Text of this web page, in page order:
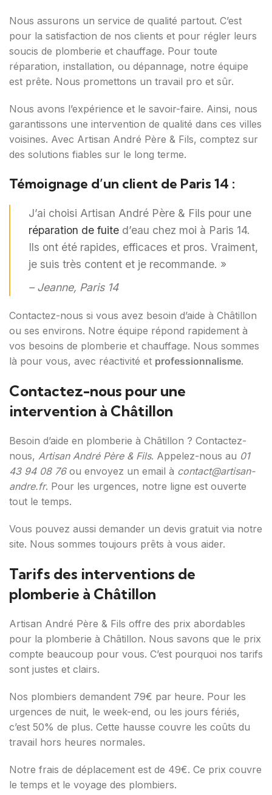
Nous assurons un service de qualité partout. C’est
pour la satisfaction de nos clients et pour régler leurs
soucis de plomberie et chauffage. Pour toute
réparation, installation, ou dépannage, notre équipe
est prête. Nous promettons un travail pro et sûr.
Nous avons l’expérience et le savoir-faire. Ainsi, nous
garantissons une intervention de qualité dans ces villes
voisines. Avec Artisan André Père & Fils, comptez sur
des solutions fiables sur le long terme.
Témoignage d’un client de Paris 14 :
J’ai choisi Artisan André Père & Fils pour une
réparation de fuite d’eau chez moi à Paris 14.
Ils ont été rapides, efficaces et pros. Vraiment,
je suis très content et je recommande. »
– Jeanne, Paris 14
Contactez-nous si vous avez besoin d’aide à Châtillon
ou ses environs. Notre équipe répond rapidement à
vos besoins de plomberie et chauffage. Nous sommes
là pour vous, avec réactivité et professionnalisme.
Contactez-nous pour une
intervention à Châtillon
Besoin d’aide en plomberie à Châtillon ? Contactez-
nous, Artisan André Père & Fils. Appelez-nous au 01
43 94 08 76ou envoyez un email à contact@artisan-
andre.fr. Pour les urgences, notre ligne est ouverte
tout le temps.
Vous pouvez aussi demander un devis gratuit via notre
site. Nous sommes toujours prêts à vous aider.
Tarifs des interventions de
plomberie à Châtillon
Artisan André Père & Fils offre des prix abordables
pour la plomberie à Châtillon. Nous savons que le prix
compte beaucoup pour vous. C’est pourquoi nos tarifs
sont justes et clairs.
Nos plombiers demandent 79€ par heure. Pour les
urgences de nuit, le week-end, ou les jours fériés,
c’est 50% de plus. Cette hausse couvre les coûts du
travail hors heures normales.
Notre frais de déplacement est de 49€. Ce prix couvre
le temps et le voyage des plombiers.